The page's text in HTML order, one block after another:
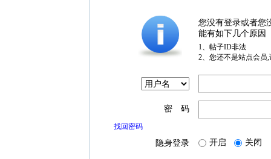
您没有登录或者您
能有如下几个原因
1、帖子ID非法
2、您还不是站点会员
密 码
找回密码
隐身登录 开启 关闭